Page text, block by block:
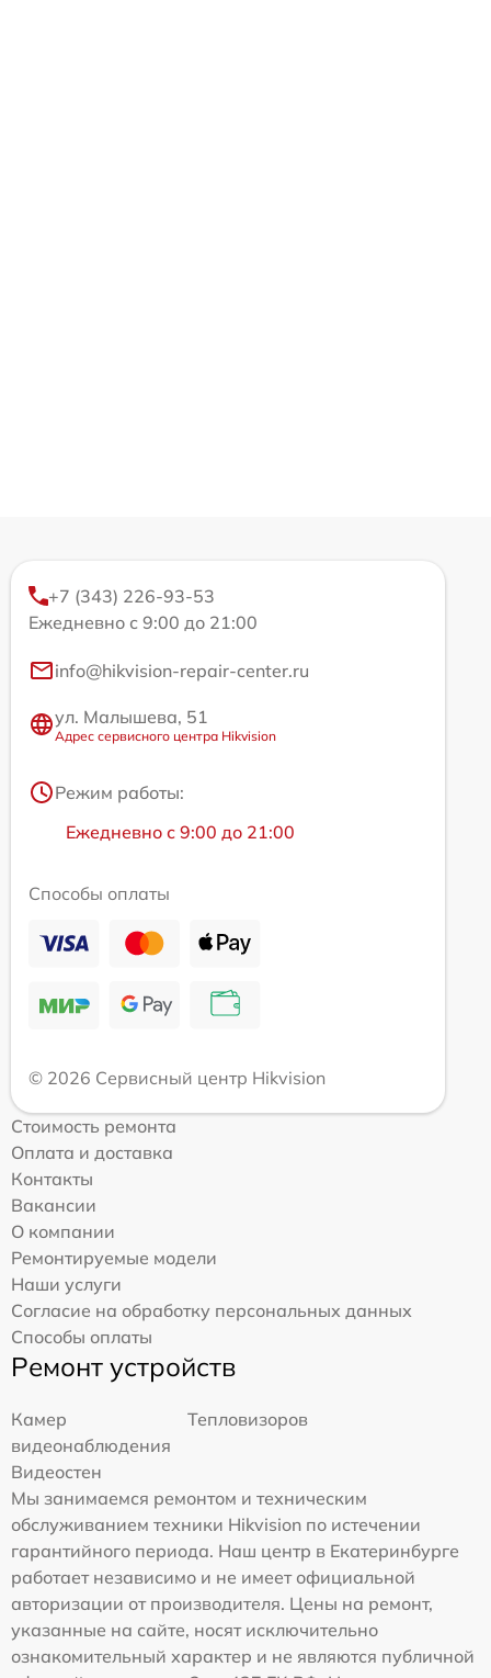
+7 (343) 226-93-53
Ежедневно с 9:00 до 21:00
info@hikvision-repair-center.ru
ул. Малышева, 51
Адрес сервисного центра Hikvision
Режим работы:
Ежедневно с 9:00 до 21:00
Способы оплаты
© 2026 Сервисный центр Hikvision
Стоимость ремонта
Оплата и доставка
Контакты
Вакансии
О компании
Ремонтируемые модели
Наши услуги
Согласие на обработку персональных данных
Способы оплаты
Ремонт устройств
Камер
видеонаблюдения
Тепловизоров
Видеостен
Мы занимаемся ремонтом и техническим
обслуживанием техники Hikvision по истечении
гарантийного периода. Наш центр в Екатеринбурге
работает независимо и не имеет официальной
авторизации от производителя. Цены на ремонт,
указанные на сайте, носят исключительно
ознакомительный характер и не являются публичной